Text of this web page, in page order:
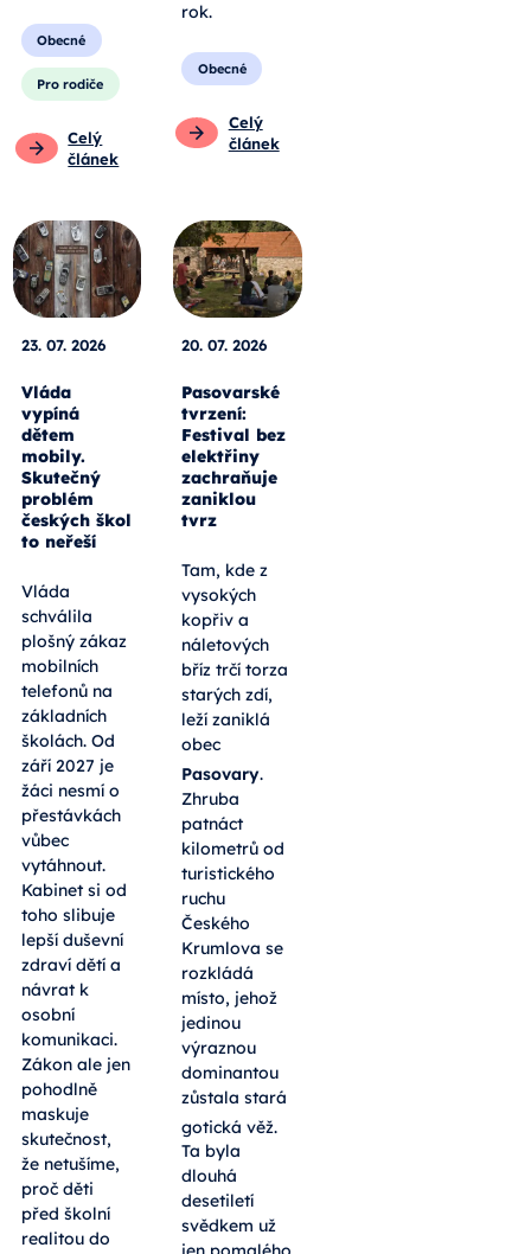
Obecné
Pro rodiče
Celý
článek
rok.
Obecné
Celý
článek
23. 07. 2026
Vláda
vypíná
dětem
mobily.
Skutečný
problém
českých škol
to neřeší
Vláda
schválila
plošný zákaz
mobilních
telefonů na
základních
školách. Od
září 2027 je
žáci nesmí o
přestávkách
vůbec
vytáhnout.
Kabinet si od
toho slibuje
lepší duševní
zdraví dětí a
návrat k
osobní
komunikaci.
Zákon ale jen
pohodlně
maskuje
skutečnost,
že netušíme,
proč děti
před školní
realitou do
20. 07. 2026
Pasovarské
tvrzení:
Festival bez
elektřiny
zachraňuje
zaniklou
tvrz
Tam, kde z
vysokých
kopřiv a
náletových
bříz trčí torza
starých zdí,
leží zaniklá
obec
Pasovary.
Zhruba
patnáct
kilometrů od
turistického
ruchu
Českého
Krumlova se
rozkládá
místo, jehož
jedinou
výraznou
dominantou
zůstala stará
gotická věž.
Ta byla
dlouhá
desetiletí
svědkem už